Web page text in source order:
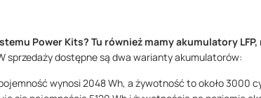
Power Kits? Tu również mamy akumulatory
sprzedaży dostępne są dwa warianty akumulatorów:
wynosi 2048 Wh, a żywotność to około 3000